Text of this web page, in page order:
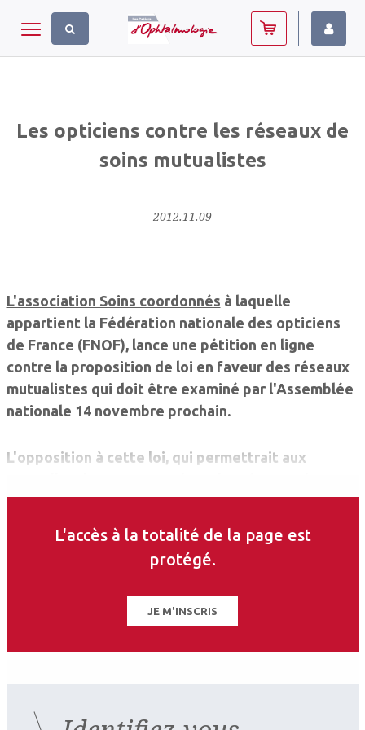
Toggle navigation
Les opticiens contre les réseaux de
soins mutualistes
2012.11.09
L'association Soins coordonnés à laquelle
appartient la Fédération nationale des opticiens
de France (FNOF), lance une pétition en ligne
contre la proposition de loi en faveur des réseaux
mutualistes qui doit être examiné par l'Assemblée
nationale 14 novembre prochain.
L'opposition à cette loi, qui permettrait aux
santé, est motivée par quatre points de cette
- c'est une entrave au libre choix du malade qui se
L'accès à la totalité de la page est
protégé.
JE M'INSCRIS
Panneau de gestion des cookies